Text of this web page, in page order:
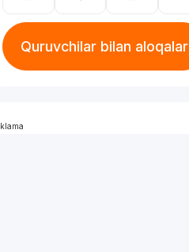
Quruvchilar bilan aloqalar